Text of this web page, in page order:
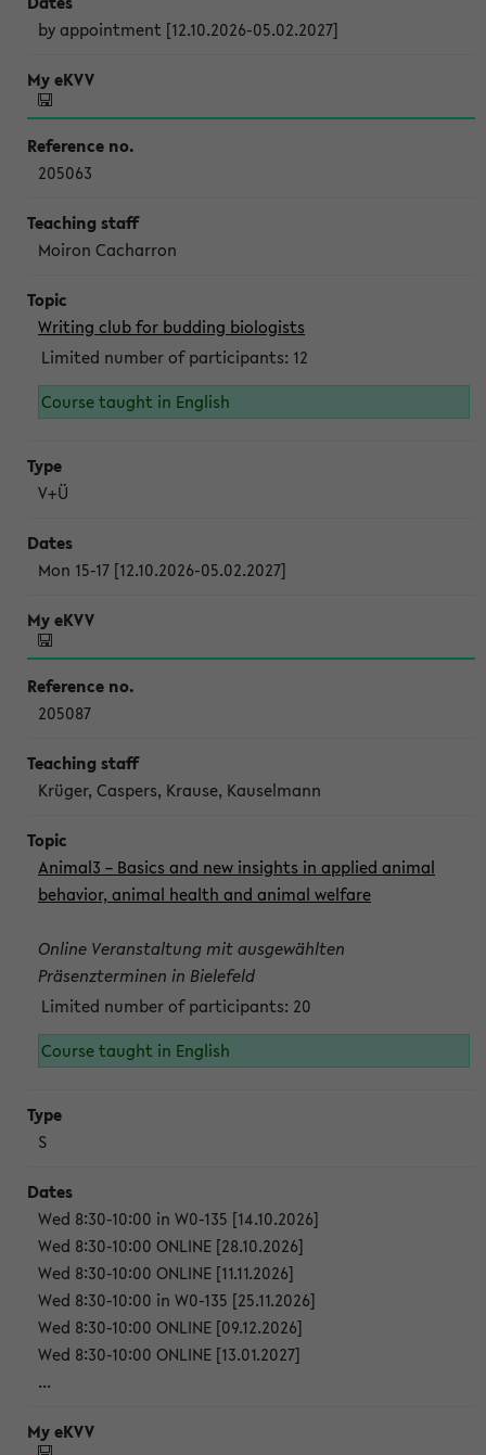
by appointment [12.10.2026-05.02.2027]
205063
Moiron Cacharron
Writing club for budding biologists
Limited number of participants: 12
Course taught in English
V+Ü
Mon 15-17 [12.10.2026-05.02.2027]
205087
Krüger, Caspers, Krause, Kauselmann
Animal3 – Basics and new insights in applied animal
behavior, animal health and animal welfare
Online Veranstaltung mit ausgewählten
Präsenzterminen in Bielefeld
Limited number of participants: 20
Course taught in English
S
Wed 8:30-10:00 in W0-135 [14.10.2026]
Wed 8:30-10:00 ONLINE [28.10.2026]
Wed 8:30-10:00 ONLINE [11.11.2026]
Wed 8:30-10:00 in W0-135 [25.11.2026]
Wed 8:30-10:00 ONLINE [09.12.2026]
Wed 8:30-10:00 ONLINE [13.01.2027]
...